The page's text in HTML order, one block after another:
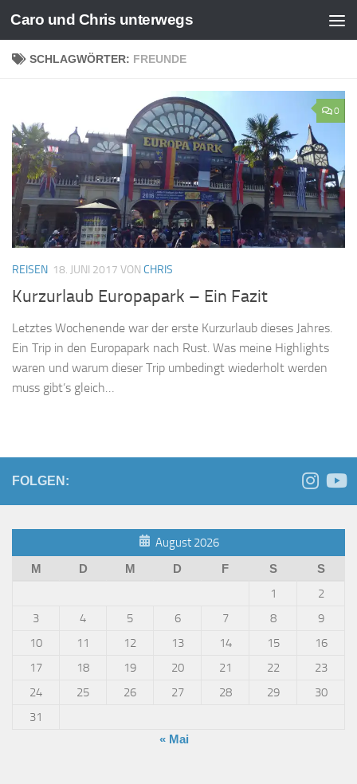
Zum Inhalt springen
Caro und Chris unterwegs
SCHLAGWÖRTER: FREUNDE
0
REISEN 18. JUNI 2017 VON CHRIS
Kurzurlaub Europapark – Ein Fazit
Letztes Wochenende war der erste Kurzurlaub dieses Jahres.
Ein Trip in den Europapark nach Rust. Was meine Highlights
waren und warum dieser Trip umbedingt wiederholt werden
muss gibt’s gleich…
FOLGEN:
August 2026
M D M D F S S
1
2
3
4 5 6 7 8
9
10
11 12 13 14 15
16
17
18 19 20 21 22
23
24
25 26 27 28 29
30
31
« Mai